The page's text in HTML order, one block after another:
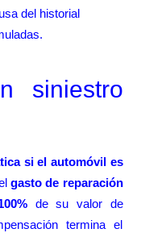
del historial
siniestro
si el automóvil es
gasto de reparación
de su valor de
termina el